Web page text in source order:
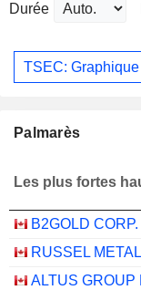
Durée
TSEC:
Palmarès
Les plus fortes
B2GOLD CORP.
RUSSEL
ALTUS GROUP